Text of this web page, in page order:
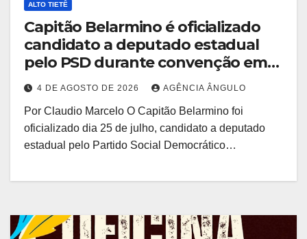
ALTO TIETÊ
Capitão Belarmino é oficializado
candidato a deputado estadual
pelo PSD durante convenção em
São Paulo
4 DE AGOSTO DE 2026 AGÊNCIA ÂNGULO
Por Claudio Marcelo O Capitão Belarmino foi
oficializado dia 25 de julho, candidato a deputado
estadual pelo Partido Social Democrático…